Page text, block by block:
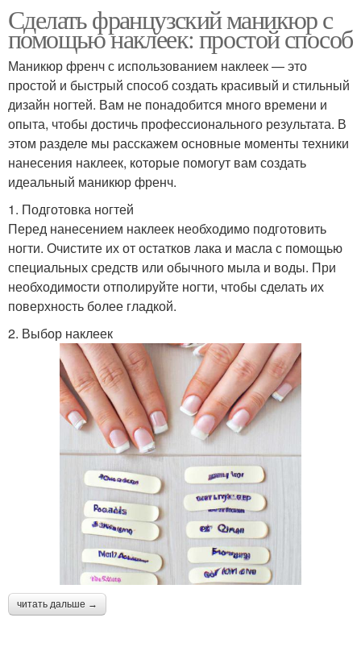
Сделать французский маникюр с
помощью наклеек: простой способ
Маникюр френч с использованием наклеек — это
простой и быстрый способ создать красивый и стильный
дизайн ногтей. Вам не понадобится много времени и
опыта, чтобы достичь профессионального результата. В
этом разделе мы расскажем основные моменты техники
нанесения наклеек, которые помогут вам создать
идеальный маникюр френч.
1. Подготовка ногтей
Перед нанесением наклеек необходимо подготовить
ногти. Очистите их от остатков лака и масла с помощью
специальных средств или обычного мыла и воды. При
необходимости отполируйте ногти, чтобы сделать их
поверхность более гладкой.
2. Выбор наклеек
читать дальше →